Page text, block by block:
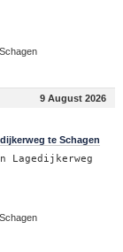
9 August 2026
te Schagen
Lagedijkerweg